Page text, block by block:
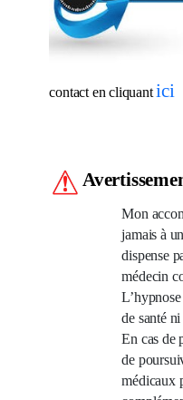
contact en cliquantici
Mon
jamais à
dispense
médecin
de santé
En cas de
de
médicaux